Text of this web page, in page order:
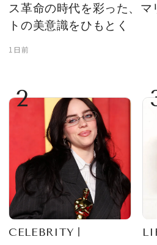
ス革命の時代を彩った、マ
トの美意識をひもとく
1日前
2
CELEBRITY